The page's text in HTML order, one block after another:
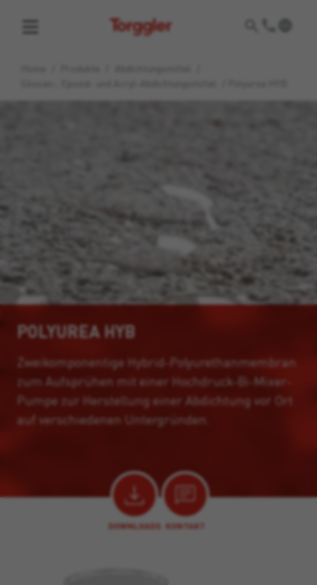
Torggler
POLYUREA HYB
Zweikomponentige Hybrid-Polyurethanmembran
zum Aufsprühen mit einer Hochdruck-Bi-Mixer-
Pumpe zur Herstellung einer Abdichtung vor Ort
auf verschiedenen Untergründen.
DOWNLOADS KONTAKT